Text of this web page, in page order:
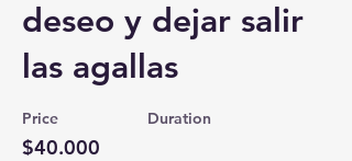
deseo y dejar salir
las agallas
Price
$40.000
Duration